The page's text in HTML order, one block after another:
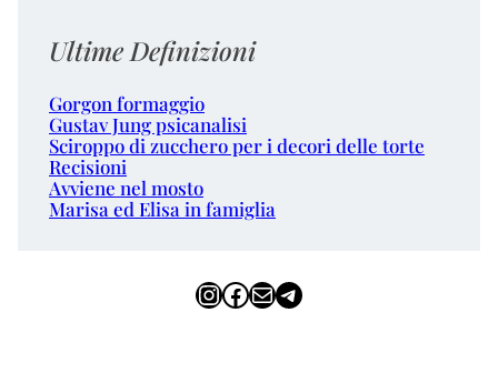
Ultime Definizioni
Gorgon formaggio
Gustav Jung psicanalisi
Sciroppo di zucchero per i decori delle torte
Recisioni
Avviene nel mosto
Marisa ed Elisa in famiglia
InstagramFacebook Email Telegram